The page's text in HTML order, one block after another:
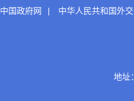
中国政府网 | 中华人民共和国外
地址